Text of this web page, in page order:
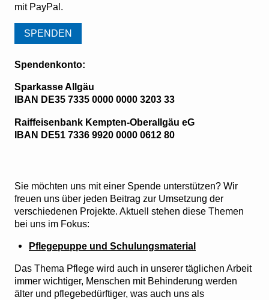
mit PayPal.
Spendenkonto:
Sparkasse Allgäu
IBAN DE35 7335 0000 0000 3203 33
Raiffeisenbank Kempten-Oberallgäu eG
IBAN DE51 7336 9920 0000 0612 80
Sie möchten uns mit einer Spende unterstützen? Wir
freuen uns über jeden Beitrag zur Umsetzung der
verschiedenen Projekte. Aktuell stehen diese Themen
bei uns im Fokus:
Pflegepuppe und Schulungsmaterial
Das Thema Pflege wird auch in unserer täglichen Arbeit
immer wichtiger, Menschen mit Behinderung werden
älter und pflegebedürftiger, was auch uns als